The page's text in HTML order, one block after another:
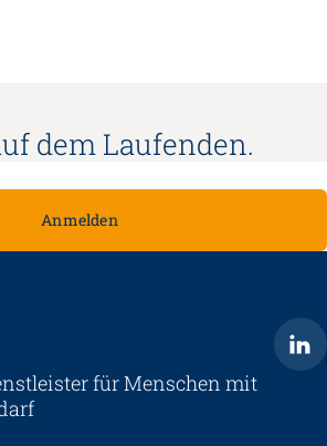
dem Laufenden.
Anmelden
für Menschen mit